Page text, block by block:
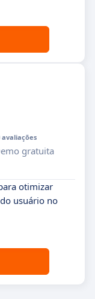
avaliações
gratuita
otimizar
usuário no